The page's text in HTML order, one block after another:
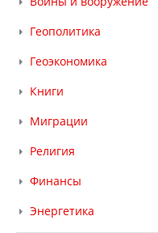
Геополитика
Геоэкономика
Книги
Миграции
Религия
Финансы
Энергетика